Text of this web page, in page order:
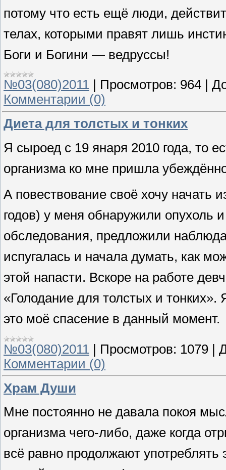
потому что есть ещё люди,
телах, которыми правят лишь
Боги и Богини — ведруссы!
№03(080)2011 Просмотров: 964
Комментарии (0)
Диета для толстых и тонких
Я сыроед с 19 янаря 2010 года, то
организма ко мне пришла
А повествование своё хочу начать
годов) у меня обнаружили опухоль
обследования, предложили
испугалась и начала думать, как
этой напасти. Вскоре на работе
«Голодание для толстых и тонких».
это моё спасение в данный момент.
№03(080)2011 Просмотров: 1079
Комментарии (0)
Храм Души
Мне постоянно не давала покоя
организма чего-либо, даже когда
всё равно продолжают